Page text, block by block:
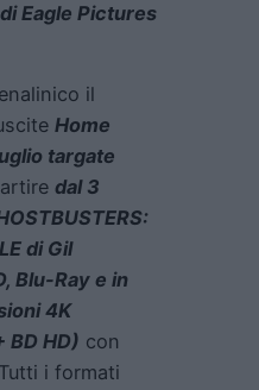
Eagle Pictures
il
Home
targate
dal 3
di Gil
Blu-Ray e in
4K
BD HD) con
i formati